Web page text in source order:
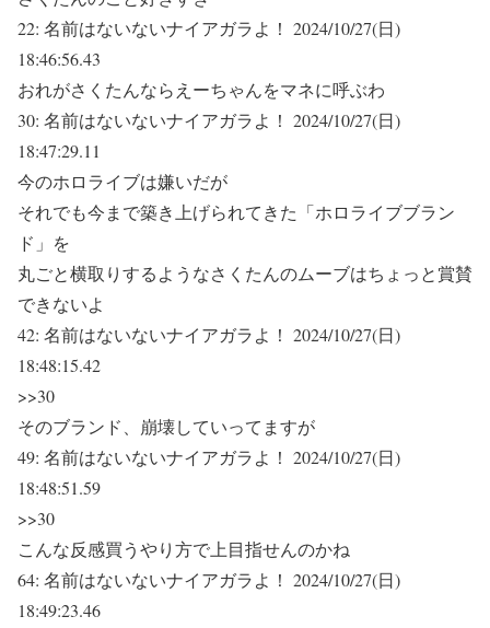
22: 名前はないないナイアガラよ！ 2024/10/27(日)
18:46:56.43
おれがさくたんならえーちゃんをマネに呼ぶわ
30: 名前はないないナイアガラよ！ 2024/10/27(日)
18:47:29.11
今のホロライブは嫌いだが
それでも今まで築き上げられてきた「ホロライブブラン
ド」を
丸ごと横取りするようなさくたんのムーブはちょっと賞賛
できないよ
42: 名前はないないナイアガラよ！ 2024/10/27(日)
18:48:15.42
>>30
そのブランド、崩壊していってますが
49: 名前はないないナイアガラよ！ 2024/10/27(日)
18:48:51.59
>>30
こんな反感買うやり方で上目指せんのかね
64: 名前はないないナイアガラよ！ 2024/10/27(日)
18:49:23.46